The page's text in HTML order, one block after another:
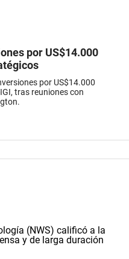
por US$14.000
por US$14.000
tras reuniones con